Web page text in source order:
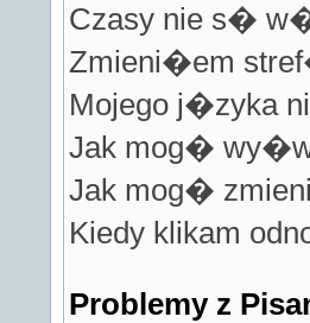
Czasy nie s�
Zmieni�em
Mojego j�zyka
Jak mog�
Jak mog�
Kiedy klikam
Problemy z